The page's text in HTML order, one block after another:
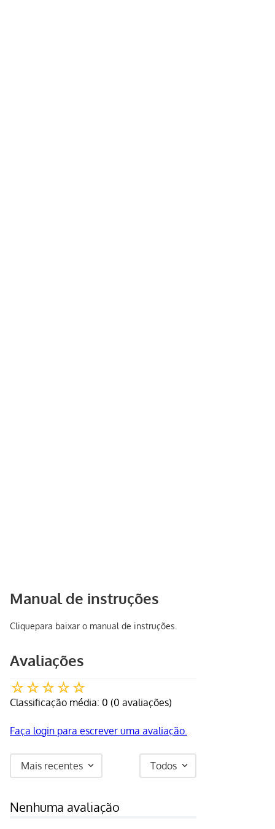
Manual de instruções
Cliquepara baixar o manual de instruções.
Avaliações
☆☆☆☆☆
Classificação média: 0 (0 avaliações)
Faça login para escrever uma avaliação.
Mais recentes Todos
Nenhuma avaliação